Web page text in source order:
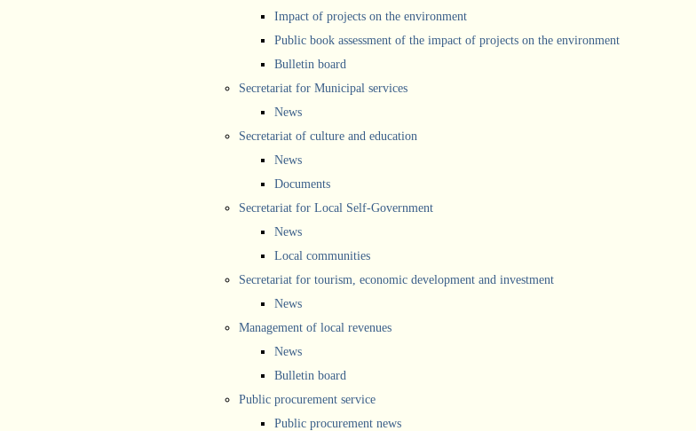
Impact of projects on the environment
Public book assessment of the impact of projects on the environment
Bulletin board
Secretariat for Municipal services
News
Secretariat of culture and education
News
Documents
Secretariat for Local Self-Government
News
Local communities
Secretariat for tourism, economic development and investment
News
Management of local revenues
News
Bulletin board
Public procurement service
Public procurement news